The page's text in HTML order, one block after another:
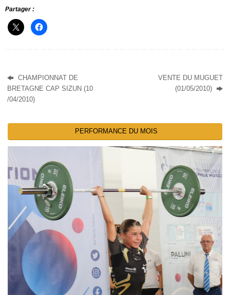
Partager :
CHAMPIONNAT DE
BRETAGNE CAP SIZUN (10
/04/2010)
VENTE DU MUGUET
(01/05/2010)
PERFORMANCE DU MOIS